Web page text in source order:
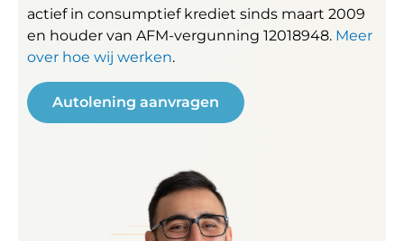
actief in consumptief krediet sinds maart 2009
en houder van AFM-vergunning 12018948. Meer
over hoe wij werken.
Autolening aanvragen